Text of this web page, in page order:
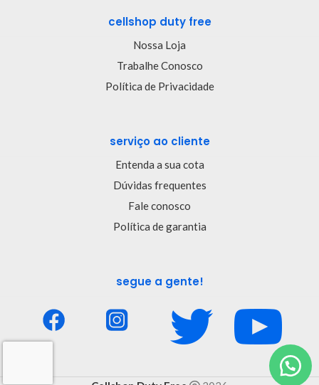
cellshop duty free
Nossa Loja
Trabalhe Conosco
Política de Privacidade
serviço ao cliente
Entenda a sua cota
Dúvidas frequentes
Fale conosco
Política de garantia
segue a gente!